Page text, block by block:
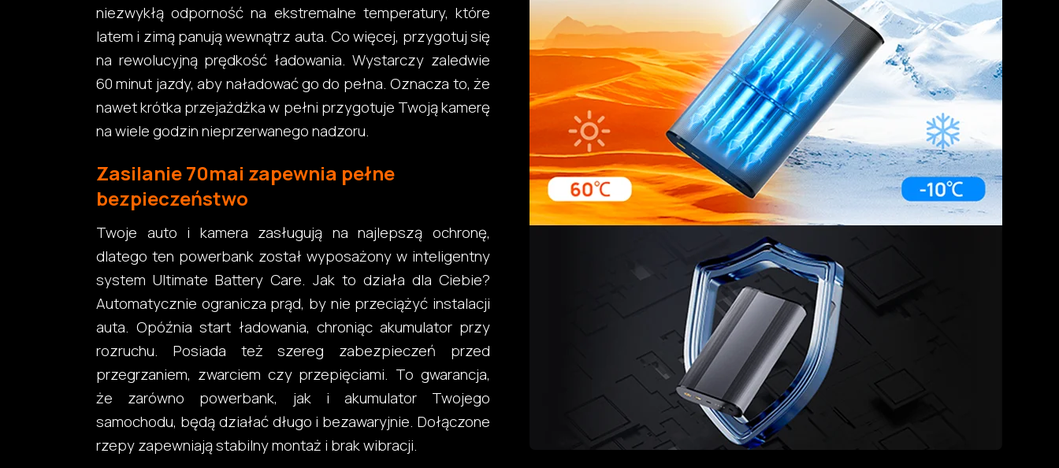
niezwykłą odporność na ekstremalne temperatury, które
latem i zimą panują wewnątrz auta. Co więcej, przygotuj się
na rewolucyjną prędkość ładowania. Wystarczy zaledwie
60 minut jazdy, aby naładować go do pełna. Oznacza to, że
nawet krótka przejażdżka w pełni przygotuje Twoją kamerę
na wiele godzin nieprzerwanego nadzoru.
Zasilanie 70mai zapewnia pełne
bezpieczeństwo
Twoje auto i kamera zasługują na najlepszą ochronę,
dlatego ten powerbank został wyposażony w inteligentny
system Ultimate Battery Care. Jak to działa dla Ciebie?
Automatycznie ogranicza prąd, by nie przeciążyć instalacji
auta. Opóźnia start ładowania, chroniąc akumulator przy
rozruchu. Posiada też szereg zabezpieczeń przed
przegrzaniem, zwarciem czy przepięciami. To gwarancja,
że zarówno powerbank, jak i akumulator Twojego
samochodu, będą działać długo i bezawaryjnie. Dołączone
rzepy zapewniają stabilny montaż i brak wibracji.